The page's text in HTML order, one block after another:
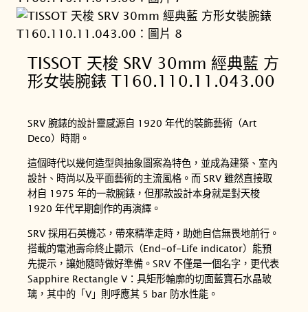
TISSOT 天梭 SRV 30mm 經典藍 方
形女裝腕錶 T160.110.11.043.00
SRV 腕錶的設計靈感源自 1920 年代的裝飾藝術（Art
Deco）時期。
這個時代以幾何造型與抽象圖案為特色，並成為建築、室內
設計、時尚以及平面藝術的主流風格。而 SRV 雖然直接取
材自 1975 年的一款腕錶，但那款設計本身就是對天梭
1920 年代早期創作的再演繹。
SRV 採用石英機芯，帶來精準走時，助她自信無畏地前行。
搭載的電池壽命終止顯示（End-of-Life indicator）能預
先提示，讓她隨時做好準備。SRV 不僅是一個名字，更代表
Sapphire Rectangle V：具矩形輪廓的切面藍寶石水晶玻
璃，其中的「V」則呼應其 5 bar 防水性能。